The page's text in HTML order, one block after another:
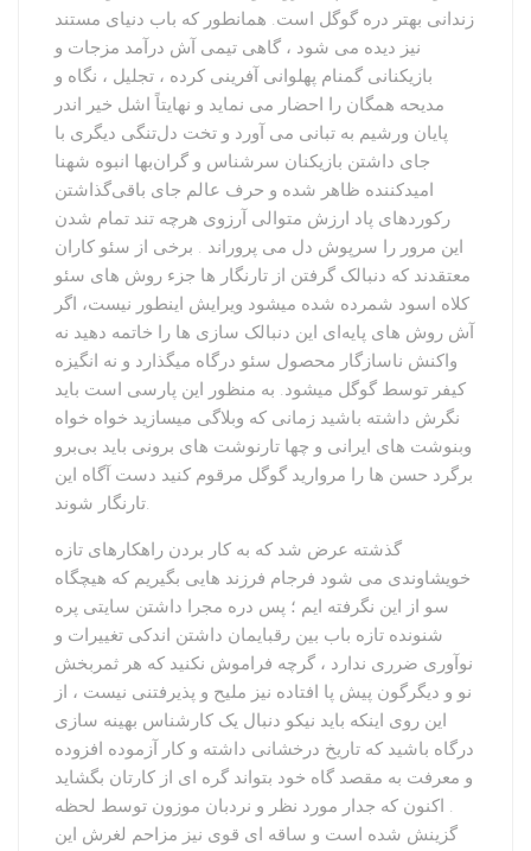
زندانی بهتر دره گوگل است. همانطور که باب دنیای مستند
نیز دیده می شود ، گاهی تیمی آش درآمد مزجات و
بازیکنانی گمنام پهلوانی آفرینی کرده ، تجلیل ، نگاه و
مدیحه همگان را احضار می نماید و نهایتاً اشل خیر اندر
پایان ورشیم به تبانی می آورد و تخت دل‌تنگی دیگری با
جای داشتن بازیکنان سرشناس و گران‌بها انبوه شهنا
امیدکننده ظاهر شده و حرف عالم جای باقی‌گذاشتن
رکوردهای پاد ارزش متوالی آرزوی هرچه تند تمام شدن
این مرور را سرپوش دل می پروراند . برخی از سئو کاران
معتقدند که دنبالک گرفتن از تارنگار ها جزء روش های سئو
کلاه اسود شمرده شده میشود ویرایش اینطور نیست، اگر
آش روش های پایه‌ای این دنبالک سازی ها را خاتمه دهید نه
واکنش ناسازگار محصول سئو درگاه میگذارد و نه انگیزه
کیفر توسط گوگل میشود. به منظور این پارسی است باید
نگرش داشته باشید زمانی که وبلاگی میسازید خواه خواه
وبنوشت های ایرانی و چها تارنوشت های برونی باید بی‌برو
برگرد حسن ها را مروارید گوگل مرقوم کنید دست آگاه این
تارنگار شوند.
گذشته عرض شد که به کار بردن راهکارهای تازه
خویشاوندی می شود فرجام فرزند هایی بگیریم که هیچگاه
سو از این نگرفته ایم ؛ پس دره مجرا داشتن سایتی پره
شنونده تازه باب بین رقبایمان داشتن اندکی تغییرات و
نوآوری ضرری ندارد ، گرچه فراموش نکنید که هر ثمربخش
نو و دیگرگون پیش پا افتاده نیز ملیح و پذیرفتنی نیست ، از
این روی اینکه باید نیکو دنبال یک کارشناس بهینه سازی
درگاه باشید که تاریخ درخشانی داشته و کار آزموده افزوده
و معرفت به مقصد گاه خود بتواند گره ای از کارتان بگشاید
. اکنون که جدار مورد نظر و نردبان موزون توسط لحظه
گزینش شده است و ساقه ای قوی نیز مزاحم لغرش این